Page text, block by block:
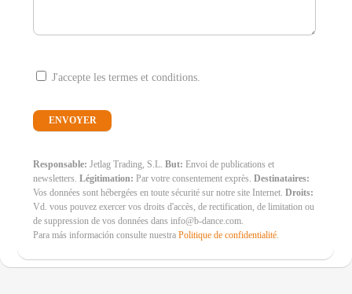
J'accepte les termes et conditions.
Responsable: Jetlag Trading, S.L.But: Envoi de publications et
newsletters.Légitimation: Par votre consentement exprès.Destinataires:
Vos données sont hébergées en toute sécurité sur notre site Internet.Droits:
Vd. vous pouvez exercer vos droits d'accès, de rectification, de limitation ou
de suppression de vos données dans info@b-dance.com.
Para más información consulte nuestraPolitique de confidentialité.